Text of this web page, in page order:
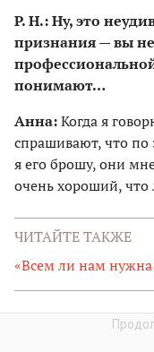
Р. Н.: Ну, это
признания — вы
понимают…
Анна:Когда я
спрашивают, что по
я его брошу, они
очень хороший,
ЧИТАЙТЕ ТАКЖЕ
«Всем ли нам нужна